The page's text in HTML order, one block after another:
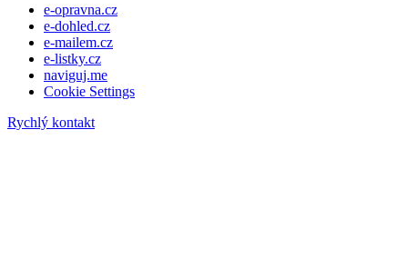
e-opravna.cz
e-dohled.cz
e-mailem.cz
e-listky.cz
naviguj.me
Cookie Settings
Rychlý kontakt